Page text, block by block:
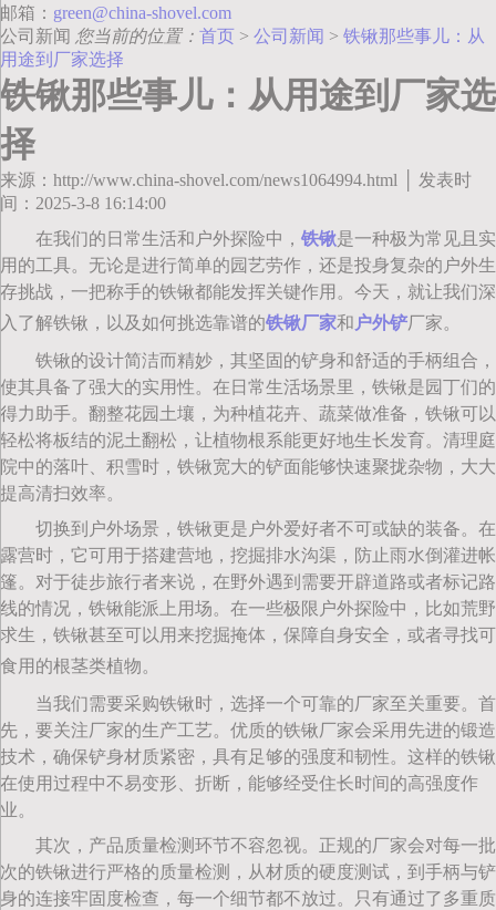
邮箱： green@china-shovel.com
公司新闻 您当前的位置： 首页 > 公司新闻 > 铁锹那些事儿：从
用途到厂家选择
铁锹那些事儿：从用途到厂家选
择
来源：http://www.china-shovel.com/news1064994.html │ 发表时
间：2025-3-8 16:14:00
在我们的日常生活和户外探险中， 铁锹是一种极为常见且实
用的工具。无论是进行简单的园艺劳作，还是投身复杂的户外生
存挑战，一把称手的铁锹都能发挥关键作用。今天，就让我们深
入了解铁锹，以及如何挑选靠谱的铁锹厂家和 户外铲厂家。
铁锹的设计简洁而精妙，其坚固的铲身和舒适的手柄组合，
使其具备了强大的实用性。在日常生活场景里，铁锹是园丁们的
得力助手。翻整花园土壤，为种植花卉、蔬菜做准备，铁锹可以
轻松将板结的泥土翻松，让植物根系能更好地生长发育。清理庭
院中的落叶、积雪时，铁锹宽大的铲面能够快速聚拢杂物，大大
提高清扫效率。
切换到户外场景，铁锹更是户外爱好者不可或缺的装备。在
露营时，它可用于搭建营地，挖掘排水沟渠，防止雨水倒灌进帐
篷。对于徒步旅行者来说，在野外遇到需要开辟道路或者标记路
线的情况，铁锹能派上用场。在一些极限户外探险中，比如荒野
求生，铁锹甚至可以用来挖掘掩体，保障自身安全，或者寻找可
食用的根茎类植物。
当我们需要采购铁锹时，选择一个可靠的厂家至关重要。首
先，要关注厂家的生产工艺。优质的铁锹厂家会采用先进的锻造
技术，确保铲身材质紧密，具有足够的强度和韧性。这样的铁锹
在使用过程中不易变形、折断，能够经受住长时间的高强度作
业。
其次，产品质量检测环节不容忽视。正规的厂家会对每一批
次的铁锹进行严格的质量检测，从材质的硬度测试，到手柄与铲
身的连接牢固度检查，每一个细节都不放过。只有通过了多重质